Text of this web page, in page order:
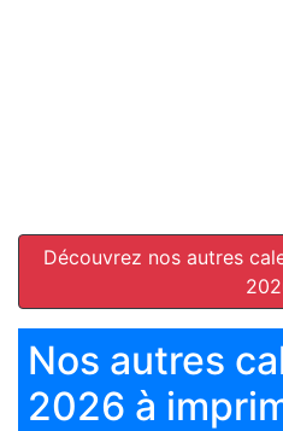
Découvrez nos autres
Nos autres
2026 à